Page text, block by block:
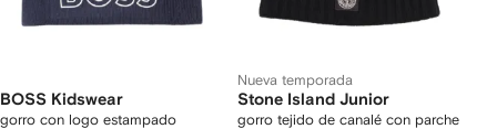
BOSS Kidswear
gorro con logo estampado
Nueva temporada
Stone Island Junior
gorro tejido de canalé con parche